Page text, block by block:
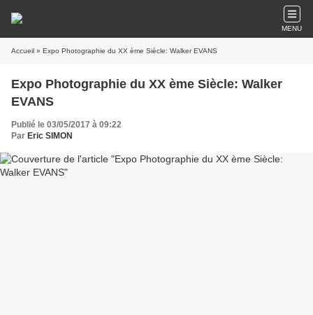
MENU
Accueil » Expo Photographie du XX ème Siècle: Walker EVANS
Expo Photographie du XX ème Siècle: Walker
EVANS
Publié le 03/05/2017 à 09:22
Par Eric SIMON